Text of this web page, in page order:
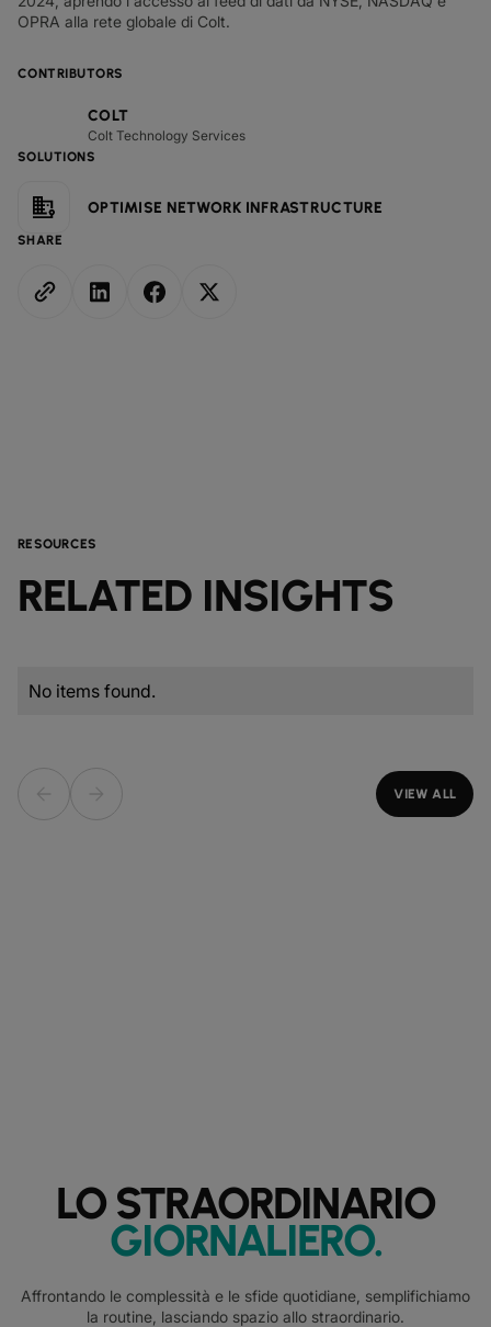
CONTRIBUTORS
COLT
Colt Technology Services
SOLUTIONS
OPTIMISE NETWORK INFRASTRUCTURE
SHARE
OPRA alla rete globale di Colt.
RESOURCES
RELATED INSIGHTS
No items found.
VIEW ALL
LO STRAORDINARIO
GIORNALIERO.
Affrontando le complessità e le sfide quotidiane, semplifichiamo
la routine, lasciando spazio allo straordinario.